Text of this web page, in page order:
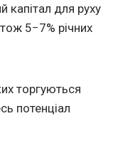
капітал для руху
5−7% річних
торгуються
потенціал